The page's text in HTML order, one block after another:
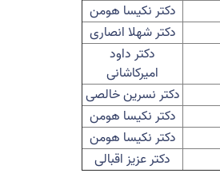
دکتر نکیسا هومن
دکتر شهلا انصاری
دکتر داود
امیرکاشانی
دکتر نسرین خالصی
دکتر نکیسا هومن
دکتر نکیسا هومن
دکتر عزیز اقبالی